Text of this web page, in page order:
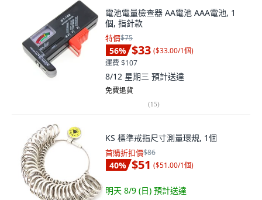
電池電量檢查器 AA電池 AAA電池, 1
個, 指針款
特價$75
56% $33 ($33.00/1個)
運費 $107
8/12 星期三 預計送達
免費退貨
(15)
KS 標準戒指尺寸測量環規, 1個
首購折扣價$86
40% $51 ($51.00/1個)
明天 8/9 (日) 預計送達